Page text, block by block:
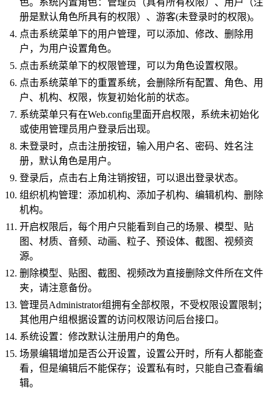
册是默认角色所具有的权限）、游客(未登录时的权限)。
点击系统菜单下的用户管理，可以添加、修改、删除用
户，为用户设置角色。
点击系统菜单下的权限管理，可以为角色设置权限。
点击系统菜单下的重置系统，会删除所有配置、角色、用
户、机构、权限，恢复初始化前的状态。
系统菜单只有在Web.config里面开启权限，系统未初始化
或使用管理员用户登录后出现。
未登录时，点击注册按钮，输入用户名、密码、姓名注
册，默认角色是用户。
登录后，点击右上角注销按钮，可以退出登录状态。
组织机构管理：添加机构、添加子机构、编辑机构、删除
机构。
开启权限后，每个用户只能看到自己的场景、模型、贴
图、材质、音频、动画、粒子、预设体、截图、视频资
源。
删除模型、贴图、截图、视频改为直接删除文件所在文件
夹，请注意备份。
管理员Administrator组拥有全部权限，不受权限设置限制；
其他用户组根据设置的访问权限访问后台接口。
系统设置：修改默认注册用户的角色。
场景编辑增加是否公开设置，设置公开时，所有人都能查
看，但是编辑后不能保存；设置私有时，只能自己查看编
辑。